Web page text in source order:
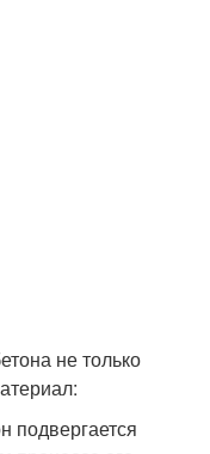
не только
подвергается